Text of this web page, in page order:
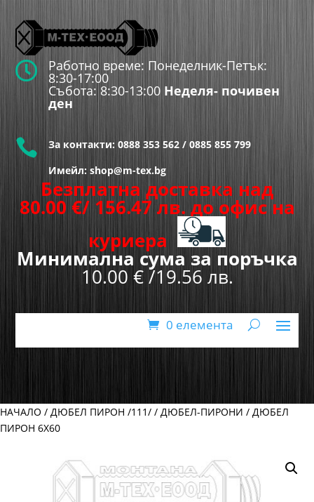
 Работно време: Понеделник-Петък:
8:30-17:00
Събота: 8:30-13:00 Неделя- почивен
ден
 За контакти: 0888 353 562 / 0885 855 799
Имейл: shop@m-tex.bg
Безплатна доставка над
80.00 €/ 156.47 лв. до офис на
куриера
Минимална сума за поръчка
10.00 € /19.56 лв.
0 елемента
НАЧАЛО / ДЮБЕЛ ПИРОН /111/ / ДЮБЕЛ-ПИРОНИ / ДЮБЕЛ
ПИРОН 6Х60